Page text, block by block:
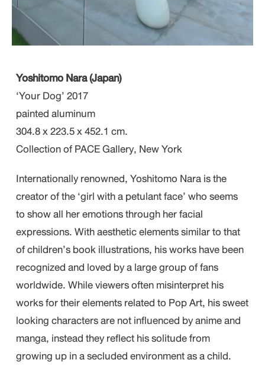
Yoshitomo Nara (Japan)
‘Your Dog’ 2017
painted aluminum
304.8 x 223.5 x 452.1 cm.
Collection of PACE Gallery, New York
Internationally renowned, Yoshitomo Nara is the
creator of the ‘girl with a petulant face’ who seems
to show all her emotions through her facial
expressions. With aesthetic elements similar to that
of children’s book illustrations, his works have been
recognized and loved by a large group of fans
worldwide. While viewers often misinterpret his
works for their elements related to Pop Art, his sweet
looking characters are not influenced by anime and
manga, instead they reflect his solitude from
growing up in a secluded environment as a child.